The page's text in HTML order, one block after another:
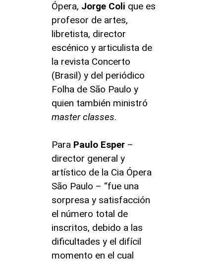
Ópera, Jorge Coli que es
profesor de artes,
libretista, director
escénico y articulista de
la revista Concerto
(Brasil) y del periódico
Folha de São Paulo y
quien también ministró
master classes.
Para Paulo Esper –
director general y
artístico de la Cia Ópera
São Paulo – “fue una
sorpresa y satisfacción
el número total de
inscritos, debido a las
dificultades y el difícil
momento en el cual